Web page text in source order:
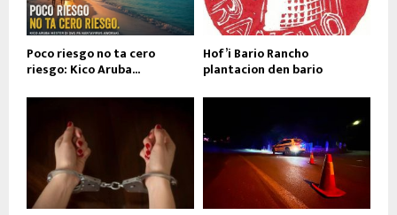
Poco riesgo no ta cero
riesgo: Kico Aruba...
Hof’i Bario Rancho
plantacion den bario